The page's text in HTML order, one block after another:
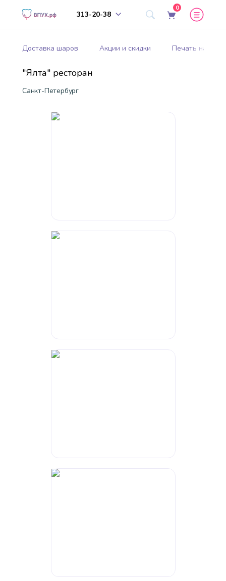
313-20-38
0
Доставка шаров Акции и скидки Печать на
"Ялта" ресторан
Санкт-Петербург